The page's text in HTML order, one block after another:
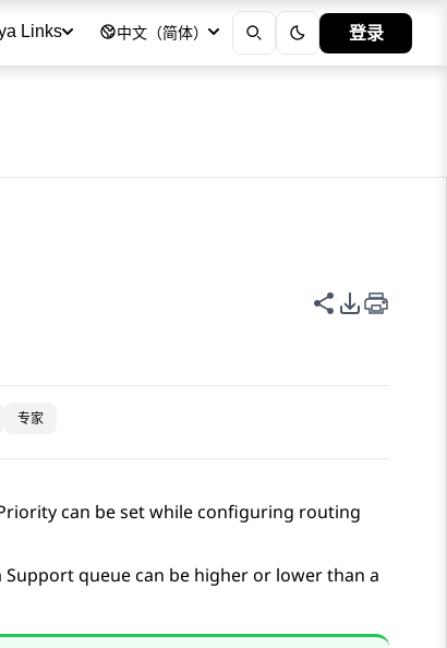
Links 中文（简体） 登录
共享此页面
PDF 导出
专家
can be set while configuring routing
queue can be higher or lower than a